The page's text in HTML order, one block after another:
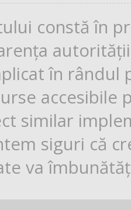
constă în
în rândul
similar
siguri că
va